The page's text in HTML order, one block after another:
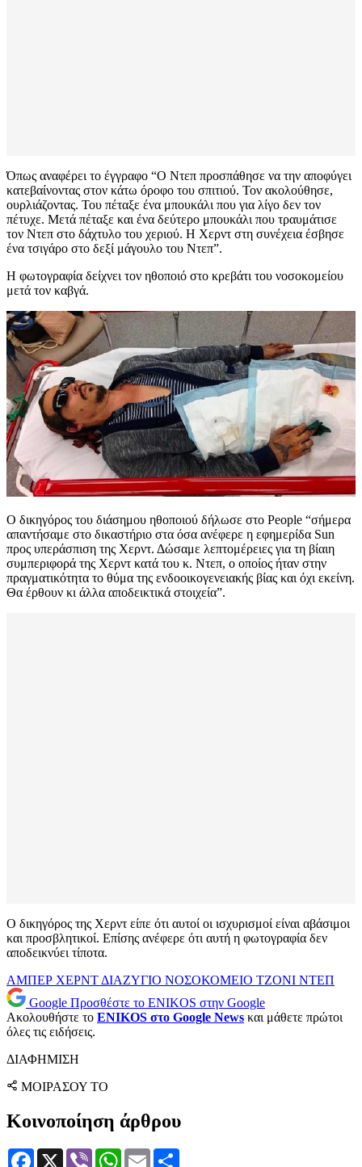
Όπως αναφέρει το έγγραφο “Ο Ντεπ προσπάθησε να την αποφύγει
κατεβαίνοντας στον κάτω όροφο του σπιτιού. Τον ακολούθησε,
ουρλιάζοντας. Του πέταξε ένα μπουκάλι που για λίγο δεν τον
πέτυχε. Μετά πέταξε και ένα δεύτερο μπουκάλι που τραυμάτισε
τον Ντεπ στο δάχτυλο του χεριού. Η Χερντ στη συνέχεια έσβησε
ένα τσιγάρο στο δεξί μάγουλο του Ντεπ”.
Η φωτογραφία δείχνει τον ηθοποιό στο κρεβάτι του νοσοκομείου
μετά τον καβγά.
Ο δικηγόρος του διάσημου ηθοποιού δήλωσε στο People “σήμερα
απαντήσαμε στο δικαστήριο στα όσα ανέφερε η εφημερίδα Sun
προς υπεράσπιση της Χερντ. Δώσαμε λεπτομέρειες για τη βίαιη
συμπεριφορά της Χερντ κατά του κ. Ντεπ, ο οποίος ήταν στην
πραγματικότητα το θύμα της ενδοοικογενειακής βίας και όχι εκείνη.
Θα έρθουν κι άλλα αποδεικτικά στοιχεία”.
Ο δικηγόρος της Χερντ είπε ότι αυτοί οι ισχυρισμοί είναι αβάσιμοι
και προσβλητικοί. Επίσης ανέφερε ότι αυτή η φωτογραφία δεν
αποδεικνύει τίποτα.
ΑΜΠΕΡ ΧΕΡΝΤΔΙΑΖΥΓΙΟ ΝΟΣΟΚΟΜΕΙΟ ΤΖΟΝΙ ΝΤΕΠ
Google Προσθέστε το ENIKOS στην Google
Ακολουθήστε το ENIKOS στο Google News και μάθετε πρώτοι
όλες τις ειδήσεις.
ΔΙΑΦΗΜΙΣΗ
ΜΟΙΡΑΣΟΥ ΤΟ
Κοινοποίηση άρθρου
Facebook
X Viber WhatsApp
Email